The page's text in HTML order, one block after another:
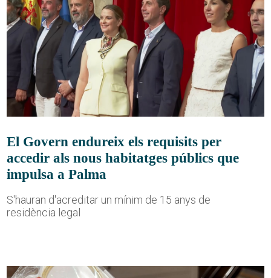
El Govern endureix els requisits per
accedir als nous habitatges públics que
impulsa a Palma
S'hauran d'acreditar un mínim de 15 anys de
residència legal